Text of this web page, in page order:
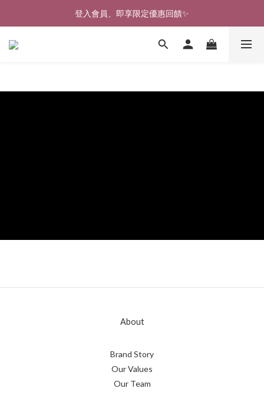
🎉新北淡水實體門市🤗歡迎蒞臨試穿🎉
登入會員、即享限定優惠回饋✨
🎉新北淡水實體門市🤗歡迎蒞臨試穿🎉
About
Brand Story
Our Values
Our Team